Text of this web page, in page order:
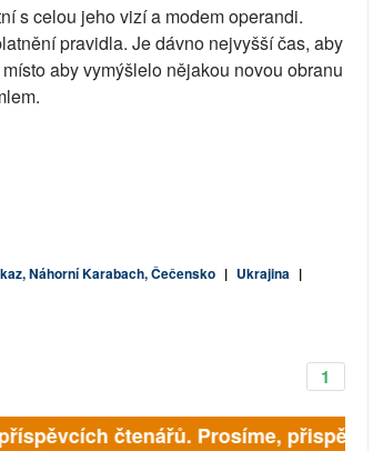
s celou jeho vizí a modem operandi.
pravidla. Je dávno nejvyšší čas, aby
aby vymýšlelo nějakou novou obranu
Náhorní Karabach, Čečensko | Ukrajina |
1
čtenářů. Prosíme, přispějte. ➥